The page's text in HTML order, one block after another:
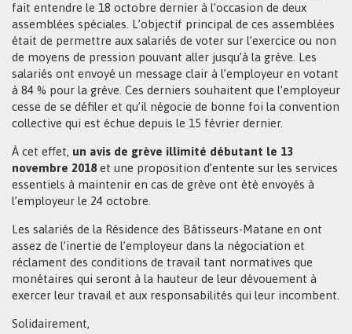
fait entendre le 18 octobre dernier à l’occasion de deux
assemblées spéciales. L’objectif principal de ces assemblées
était de permettre aux salariés de voter sur l’exercice ou non
de moyens de pression pouvant aller jusqu’à la grève. Les
salariés ont envoyé un message clair à l’employeur en votant
à 84 % pour la grève. Ces derniers souhaitent que l’employeur
cesse de se défiler et qu’il négocie de bonne foi la convention
collective qui est échue depuis le 15 février dernier.
À cet effet, un avis de grève illimité débutant le 13
novembre 2018et une proposition d’entente sur les services
essentiels à maintenir en cas de grève ont été envoyés à
l’employeur le 24 octobre.
Les salariés de la Résidence des Bâtisseurs-Matane en ont
assez de l’inertie de l’employeur dans la négociation et
réclament des conditions de travail tant normatives que
monétaires qui seront à la hauteur de leur dévouement à
exercer leur travail et aux responsabilités qui leur incombent.
Solidairement,